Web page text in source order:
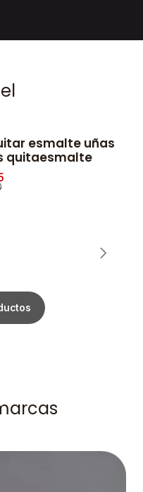
esmalte uñas
quitaesmalte